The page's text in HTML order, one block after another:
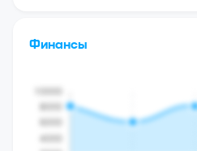
Финансы